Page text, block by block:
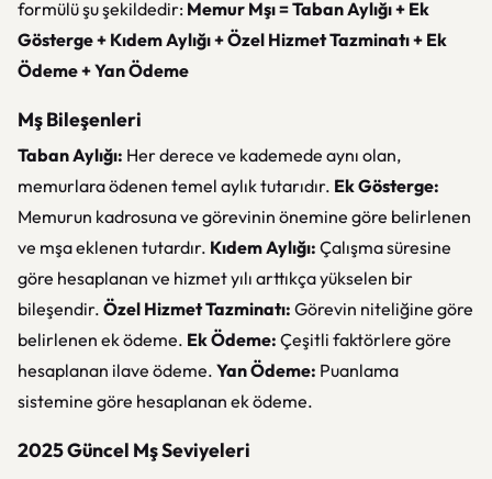
formülü şu şekildedir: Memur Mşı = Taban Aylığı + Ek
Gösterge + Kıdem Aylığı + Özel Hizmet Tazminatı + Ek
Ödeme + Yan Ödeme
Mş Bileşenleri
Taban Aylığı: Her derece ve kademede aynı olan,
memurlara ödenen temel aylık tutarıdır. Ek Gösterge:
Memurun kadrosuna ve görevinin önemine göre belirlenen
ve mşa eklenen tutardır. Kıdem Aylığı: Çalışma süresine
göre hesaplanan ve hizmet yılı arttıkça yükselen bir
bileşendir. Özel Hizmet Tazminatı: Görevin niteliğine göre
belirlenen ek ödeme. Ek Ödeme: Çeşitli faktörlere göre
hesaplanan ilave ödeme. Yan Ödeme: Puanlama
sistemine göre hesaplanan ek ödeme.
2025 Güncel Mş Seviyeleri